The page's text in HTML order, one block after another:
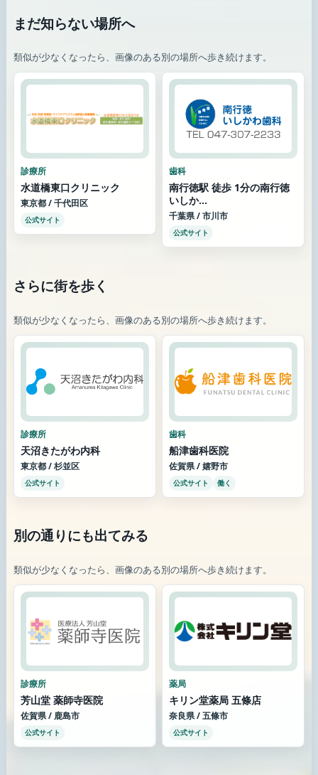
まだ知らない場所へ
類似が少なくなったら、画像のある別の場所へ歩き続けます。
診療所
水道橋東口クリニック
東京都 / 千代田区
公式サイト
歯科
南行徳駅 徒歩 1分の南行徳
いしか...
千葉県 / 市川市
公式サイト
さらに街を歩く
類似が少なくなったら、画像のある別の場所へ歩き続けます。
診療所
天沼きたがわ内科
東京都 / 杉並区
公式サイト
歯科
船津歯科医院
佐賀県 / 嬉野市
公式サイト 働く
別の通りにも出てみる
類似が少なくなったら、画像のある別の場所へ歩き続けます。
診療所
芳山堂 薬師寺医院
佐賀県 / 鹿島市
公式サイト
薬局
キリン堂薬局 五條店
奈良県 / 五條市
公式サイト